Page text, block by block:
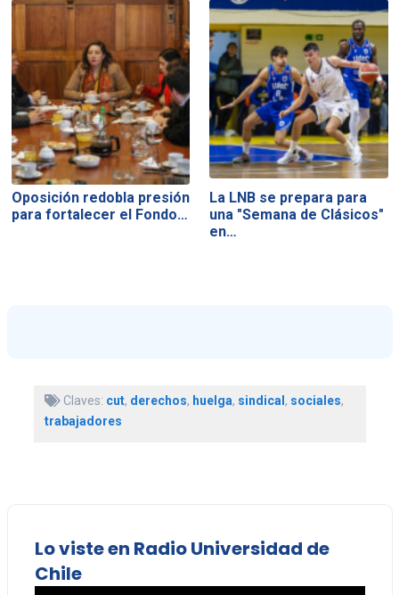
Oposición redobla presión
para fortalecer el Fondo…
La LNB se prepara para
una "Semana de Clásicos"
en…
Claves: cut, derechos, huelga, sindical, sociales,
trabajadores
Lo viste en Radio Universidad de
Chile